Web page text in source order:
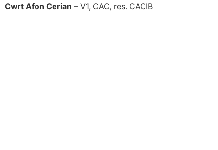
Cwrt Afon Cerian – V1, CAC, res. CACIB